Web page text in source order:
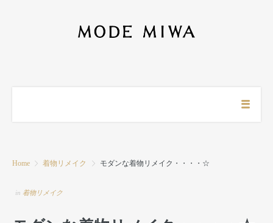
Home 着物リメイク モダンな着物リメイク・・・・☆
in 着物リメイク